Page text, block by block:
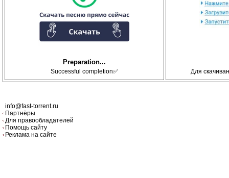
Preparation...
Successful completion✅ Для
info@fast-torrent.ru
Партнёры
Для правообладателей
Помощь сайту
Реклама на сайте